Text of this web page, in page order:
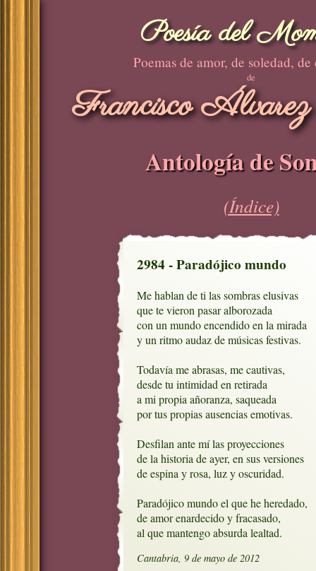
Poesía del
Poemas de amor, de soledad, de
de
Francisco
Antología de
(Índice)
2984 - Paradójico mundo
Me hablan de ti las sombras elusivas
que te vieron pasar alborozada
con un mundo encendido en la mirada
y un ritmo audaz de músicas festivas.
Todavía me abrasas, me cautivas,
desde tu intimidad en retirada
a mi propia añoranza, saqueada
por tus propias ausencias emotivas.
Desfilan ante mí las proyecciones
de la historia de ayer, en sus versiones
de espina y rosa, luz y oscuridad.
Paradójico mundo el que he heredado,
de amor enardecido y fracasado,
al que mantengo absurda lealtad.
Cantabria, 9 de mayo de 2012